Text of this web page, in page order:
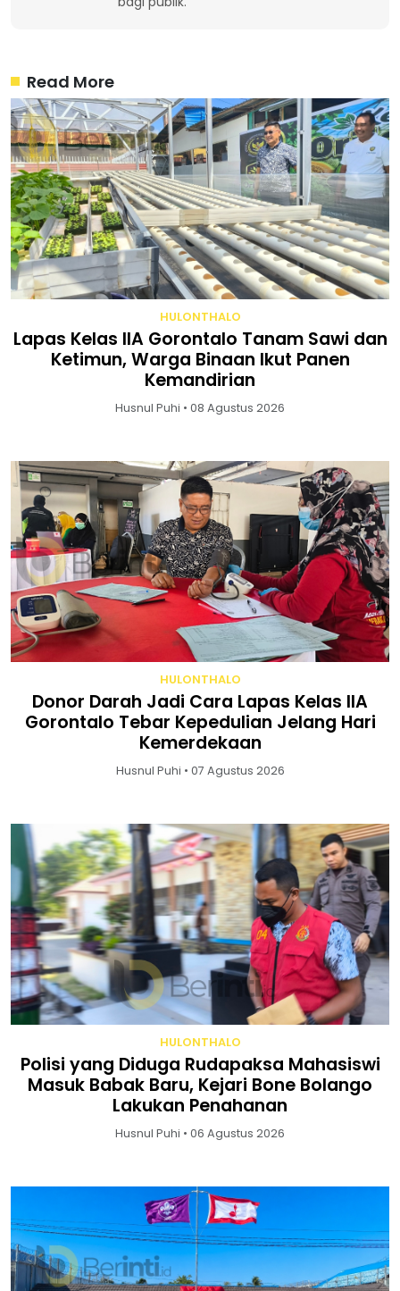
Read More
HULONTHALO
Lapas Kelas IIA Gorontalo Tanam Sawi dan
Ketimun, Warga Binaan Ikut Panen
Kemandirian
Husnul Puhi • 08 Agustus 2026
HULONTHALO
Donor Darah Jadi Cara Lapas Kelas IIA
Gorontalo Tebar Kepedulian Jelang Hari
Kemerdekaan
Husnul Puhi • 07 Agustus 2026
HULONTHALO
Polisi yang Diduga Rudapaksa Mahasiswi
Masuk Babak Baru, Kejari Bone Bolango
Lakukan Penahanan
Husnul Puhi • 06 Agustus 2026